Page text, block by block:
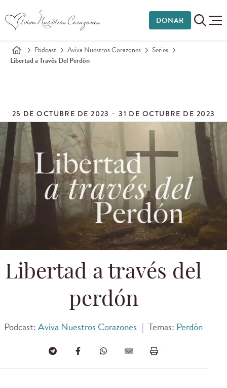
DONAR
Podcast Aviva Nuestros Corazones
Series
Libertad a Través Del Perdón
25 DE OCTUBRE DE 2023 – 31 DE OCTUBRE DE 2023
Libertad a través del
perdón
Podcast:Aviva Nuestros Corazones | Temas: Perdón